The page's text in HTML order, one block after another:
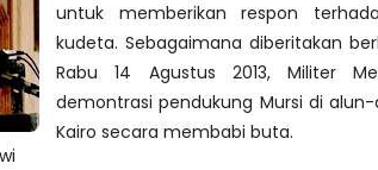
untuk memberikan respon
kudeta. Sebagaimana diberitakan
Rabu 14 Agustus 2013, Militer
demontrasi pendukung Mursi di alun-
Kairo secara membabi buta.